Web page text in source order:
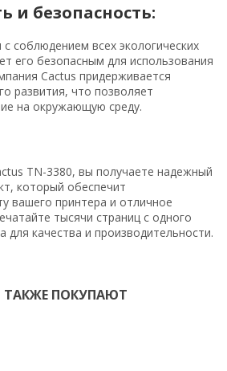
и безопасность:
соблюдением всех экологических
его безопасным для использования
Cactus придерживается
развития, что позволяет
на окружающую среду.
TN-3380, вы получаете надежный
который обеспечит
вашего принтера и отличное
тысячи страниц с одного
для качества и производительности.
ПОКУПАЮТ